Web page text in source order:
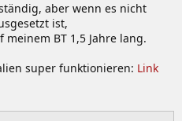
aber wenn es nicht
ist,
BT 1,5 Jahre lang.
super funktionieren: Link